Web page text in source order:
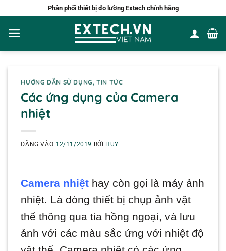
nội
dung
Phân phối thiết bị đo lường Extech chính hãng
HƯỚNG DẪN SỬ DỤNG,TIN TỨC
Các ứng dụng của Camera
nhiệt
ĐĂNG VÀO 12/11/2019 BỞI HUY
Camera nhiệt hay còn gọi là máy ảnh
nhiệt. Là dòng thiết bị chụp ảnh vật
thể thông qua tia hồng ngoại, và lưu
ảnh với các màu sắc ứng với nhiệt độ